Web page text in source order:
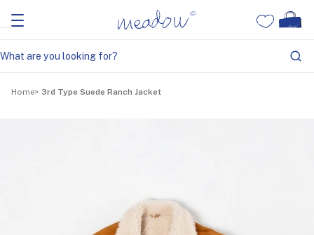
Home 3rd Type Suede Ranch Jacket